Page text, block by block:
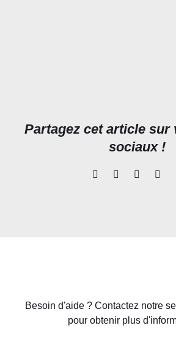
Partagez cet article sur
sociaux !
FacebookLinkedIn
Besoin d'aide ? Contactez notre
pour obtenir plus